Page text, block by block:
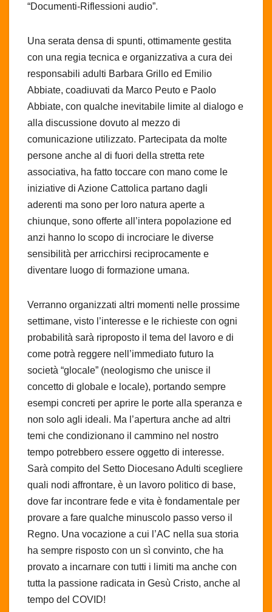
“Documenti-Riflessioni audio”.
Una serata densa di spunti, ottimamente gestita
con una regia tecnica e organizzativa a cura dei
responsabili adulti Barbara Grillo ed Emilio
Abbiate, coadiuvati da Marco Peuto e Paolo
Abbiate, con qualche inevitabile limite al dialogo e
alla discussione dovuto al mezzo di
comunicazione utilizzato. Partecipata da molte
persone anche al di fuori della stretta rete
associativa, ha fatto toccare con mano come le
iniziative di Azione Cattolica partano dagli
aderenti ma sono per loro natura aperte a
chiunque, sono offerte all’intera popolazione ed
anzi hanno lo scopo di incrociare le diverse
sensibilità per arricchirsi reciprocamente e
diventare luogo di formazione umana.
Verranno organizzati altri momenti nelle prossime
settimane, visto l’interesse e le richieste con ogni
probabilità sarà riproposto il tema del lavoro e di
come potrà reggere nell’immediato futuro la
società “glocale” (neologismo che unisce il
concetto di globale e locale), portando sempre
esempi concreti per aprire le porte alla speranza e
non solo agli ideali. Ma l’apertura anche ad altri
temi che condizionano il cammino nel nostro
tempo potrebbero essere oggetto di interesse.
Sarà compito del Setto Diocesano Adulti scegliere
quali nodi affrontare, è un lavoro politico di base,
dove far incontrare fede e vita è fondamentale per
provare a fare qualche minuscolo passo verso il
Regno. Una vocazione a cui l’AC nella sua storia
ha sempre risposto con un sì convinto, che ha
provato a incarnare con tutti i limiti ma anche con
tutta la passione radicata in Gesù Cristo, anche al
tempo del COVID!